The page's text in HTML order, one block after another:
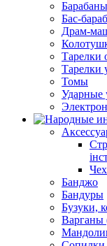
Бас-
Драм-
Тарелки
Тарелки
Томы
Ударные
Банджо
Бандуры
Бузуки,